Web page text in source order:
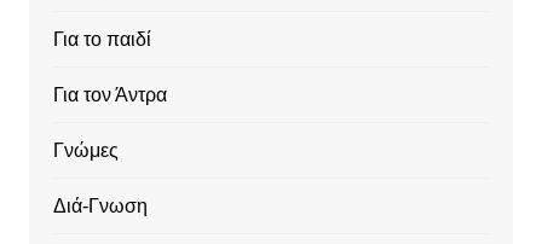
Για το παιδί
Για τον Άντρα
Γνώμες
Διά-Γνωση